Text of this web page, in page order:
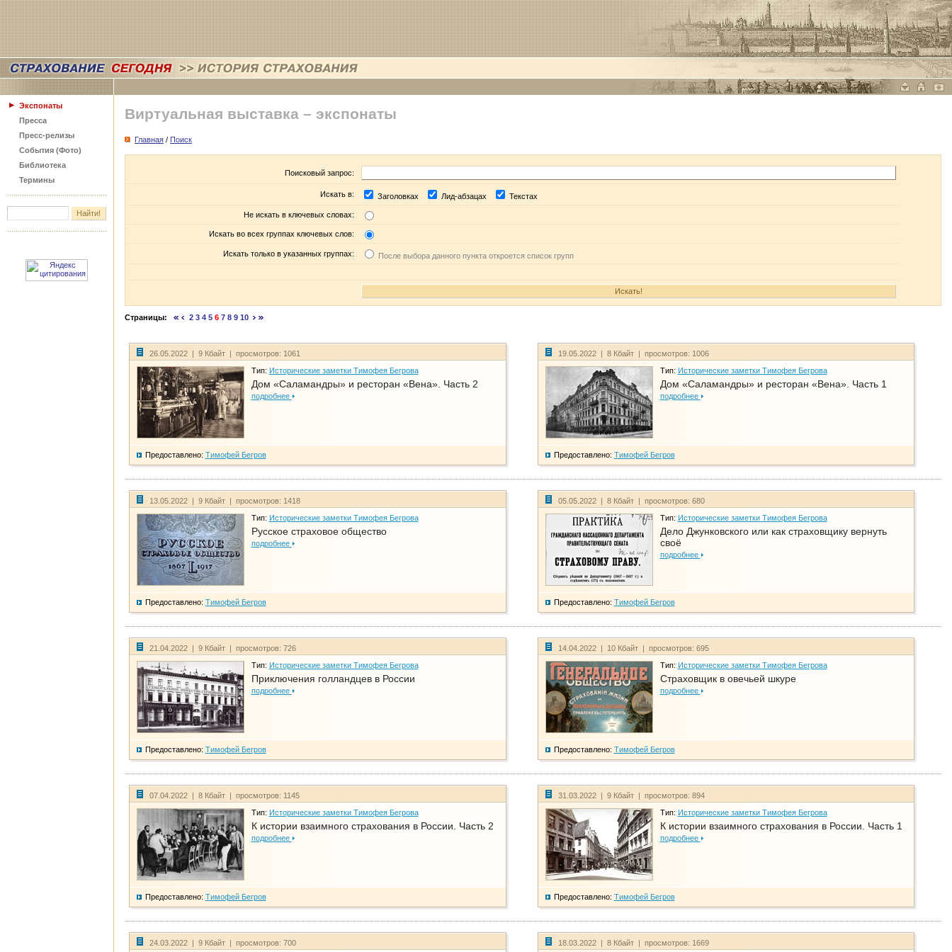
Экспонаты
Пресса
Пресс-релизы
События (Фото)
Библиотека
Термины
Виртуальная выставка – экспонаты
Главная / Поиск
Поисковый запрос:
Искать в: Заголовках Лид-абзацах Текстах
Не искать в ключевых словах:
Искать во всех группах ключевых слов:
Искать только в указанных группах: После выбора данного пункта откроется список групп
Страницы: 2 3 4 5 6 7 8 9 10
26.05.2022 | 9 Кбайт | просмотров: 1061
Тип: Исторические заметки Тимофея Бегрова
Дом «Саламандры» и ресторан «Вена». Часть 2
подробнее
Предоставлено: Тимофей Бегров
19.05.2022 | 8 Кбайт | просмотров: 1006
Тип: Исторические заметки Тимофея Бегрова
Дом «Саламандры» и ресторан «Вена». Часть 1
подробнее
Предоставлено: Тимофей Бегров
13.05.2022 | 9 Кбайт | просмотров: 1418
Тип: Исторические заметки Тимофея Бегрова
Русское страховое общество
подробнее
Предоставлено: Тимофей Бегров
05.05.2022 | 8 Кбайт | просмотров: 680
Тип: Исторические заметки Тимофея Бегрова
Дело Джунковского или как страховщику вернуть
своё
подробнее
Предоставлено: Тимофей Бегров
21.04.2022 | 9 Кбайт | просмотров: 726
Тип: Исторические заметки Тимофея Бегрова
Приключения голландцев в России
подробнее
Предоставлено: Тимофей Бегров
14.04.2022 | 10 Кбайт | просмотров: 695
Тип: Исторические заметки Тимофея Бегрова
Страховщик в овечьей шкуре
подробнее
Предоставлено: Тимофей Бегров
07.04.2022 | 8 Кбайт | просмотров: 1145
Тип: Исторические заметки Тимофея Бегрова
К истории взаимного страхования в России. Часть 2
подробнее
Предоставлено: Тимофей Бегров
31.03.2022 | 9 Кбайт | просмотров: 894
Тип: Исторические заметки Тимофея Бегрова
К истории взаимного страхования в России. Часть 1
подробнее
Предоставлено: Тимофей Бегров
24.03.2022 | 9 Кбайт | просмотров: 700 18.03.2022 | 8 Кбайт | просмотров: 1669